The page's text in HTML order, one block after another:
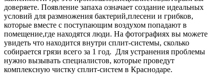
доверяете. Появление запаха означает создание идеальных
условий для размножения бактерий,плесени и грибков,
которые вместе с поступающим воздухом попадают в
помещение,где находятся люди. На фотографиях вы можете
увидеть что находится внутри сплит-системы, сколько
собирается грязи всего за 1 год. Для устранения проблемы
нужно вызывать специалистов, которые проведут
комплексную чистку сплит-систем в Краснодаре.